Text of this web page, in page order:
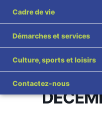
Cadre de vie
Démarches et services
Culture, sports et loisirs
Contactez-nous
KARATÉ